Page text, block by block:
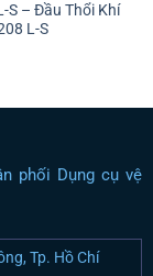
S – Đầu Thổi Khí
L-S
phối Dụng cụ vệ
Tp. Hồ Chí